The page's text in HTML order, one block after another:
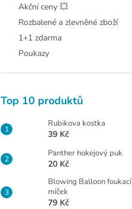
Akční ceny 💥
Rozbalené a zlevněné zboží
1+1 zdarma
Poukazy
Top 10 produktů
Rubikova kostka
39 Kč
Panther hokejový puk
20 Kč
Blowing Balloon foukací
míček
79 Kč